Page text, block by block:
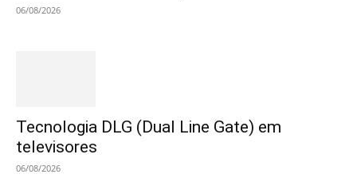
06/08/2026
Tecnologia DLG (Dual Line Gate) em
televisores
06/08/2026